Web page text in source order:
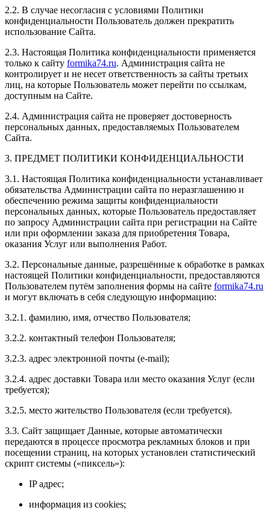
2.2. В случае несогласия с условиями Политики
конфиденциальности Пользователь должен прекратить
использование Сайта.
2.3. Настоящая Политика конфиденциальности применяется
только к сайту formika74.ru. Администрация сайта не
контролирует и не несет ответственность за сайты третьих
лиц, на которые Пользователь может перейти по ссылкам,
доступным на Сайте.
2.4. Администрация сайта не проверяет достоверность
персональных данных, предоставляемых Пользователем
Сайта.
3. ПРЕДМЕТ ПОЛИТИКИ КОНФИДЕНЦИАЛЬНОСТИ
3.1. Настоящая Политика конфиденциальности устанавливает
обязательства Администрации сайта по неразглашению и
обеспечению режима защиты конфиденциальности
персональных данных, которые Пользователь предоставляет
по запросу Администрации сайта при регистрации на Сайте
или при оформлении заказа для приобретения Товара,
оказания Услуг или выполнения Работ.
3.2. Персональные данные, разрешённые к обработке в рамках
настоящей Политики конфиденциальности, предоставляются
Пользователем путём заполнения формы на сайте formika74.ru
и могут включать в себя следующую информацию:
3.2.1. фамилию, имя, отчество Пользователя;
3.2.2. контактный телефон Пользователя;
3.2.3. адрес электронной почты (e-mail);
3.2.4. адрес доставки Товара или место оказания Услуг (если
требуется);
3.2.5. место жительство Пользователя (если требуется).
3.3. Сайт защищает Данные, которые автоматически
передаются в процессе просмотра рекламных блоков и при
посещении страниц, на которых установлен статистический
скрипт системы («пиксель»):
IP адрес;
информация из cookies;